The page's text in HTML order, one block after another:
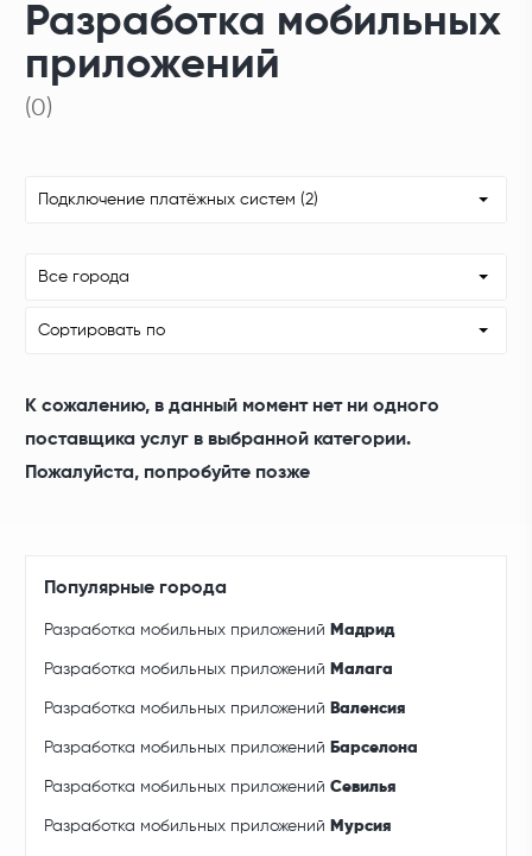
Разработка мобильных
приложений
(0)
Подключение платёжных систем (2)
Все города
Сортировать по
К сожалению, в данный момент нет ни одного
поставщика услуг в выбранной категории.
Пожалуйста, попробуйте позже
Популярные города
Разработка мобильных приложений Мадрид
Разработка мобильных приложений Малага
Разработка мобильных приложений Валенсия
Разработка мобильных приложений Барселона
Разработка мобильных приложенийСевилья
Разработка мобильных приложений Мурсия